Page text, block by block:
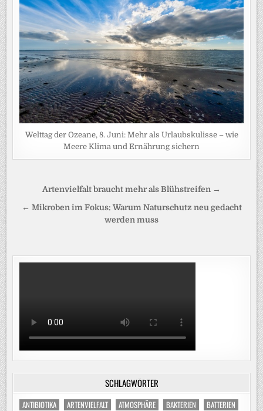
Welttag der Ozeane, 8. Juni: Mehr als Urlaubskulisse – wie
Meere Klima und Ernährung sichern
Beitragsnavigation
Artenvielfalt braucht mehr als Blühstreifen →
← Mikroben im Fokus: Warum Naturschutz neu gedacht
werden muss
SCHLAGWÖRTER
ANTIBIOTIKA ARTENVIELFALT ATMOSPHÄRE BAKTERIEN
BATTERIEN